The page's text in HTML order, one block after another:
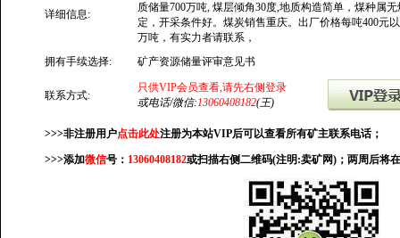
详细信息:
质储量700万吨, 煤层倾角30度,地质构造简单，煤种属
定，开采条件好。煤炭销售重庆。出厂价格每吨400元
万吨，有实力者请联系，
拥有手续选择:
矿产资源储量评审意见书
联系方式:
只供VIP会员查看,请先右侧登录
或电话/微信:13060408182(王)
>>>非注册用户点击此处注册为本站VIP后可以查看所有矿主联系电话；
>>>添加微信号： 13060408182或扫描右侧二维码(注明:卖矿网)；两周后将